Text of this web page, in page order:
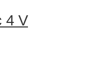
4 V